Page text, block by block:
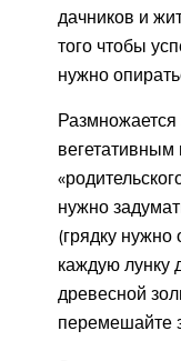
дачников и
того чтобы
нужно
нужно
(грядку нужно
каждую лунку
древесной
перемешайте